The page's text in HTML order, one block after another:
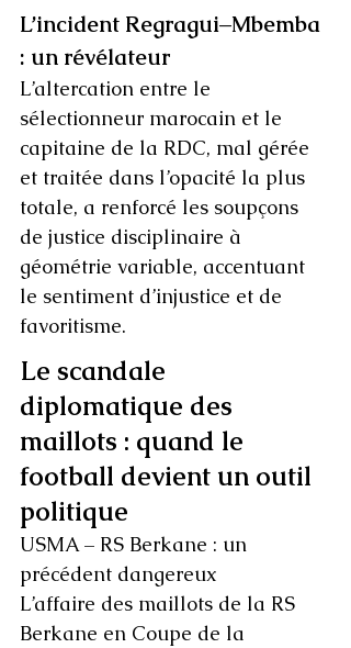
L’incident Regragui–Mbemba
: un révélateur
L’altercation entre le
sélectionneur marocain et le
capitaine de la RDC, mal gérée
et traitée dans l’opacité la plus
totale, a renforcé les soupçons
de justice disciplinaire à
géométrie variable, accentuant
le sentiment d’injustice et de
favoritisme.
Le scandale
diplomatique des
maillots : quand le
football devient un outil
politique
USMA – RS Berkane : un
précédent dangereux
L’affaire des maillots de la RS
Berkane en Coupe de la